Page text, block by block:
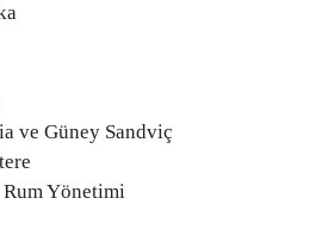
ve Güney Sandviç
Rum Yönetimi